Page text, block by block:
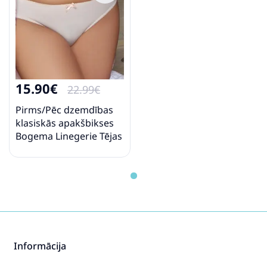
15.90€ 22.99€
Pirms/Pēc dzemdības
klasiskās apakšbikses
Bogema Linegerie Tējas
Informācija